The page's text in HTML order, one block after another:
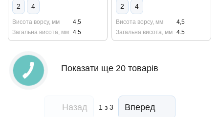
2 4
Висота ворсу, мм
4,5
Загальна висота, мм 4.5
2 4
Висота ворсу, мм
4,5
Загальна висота, мм 4.5
Показати ще 20 товарів
Назад 1 з 3 Вперед